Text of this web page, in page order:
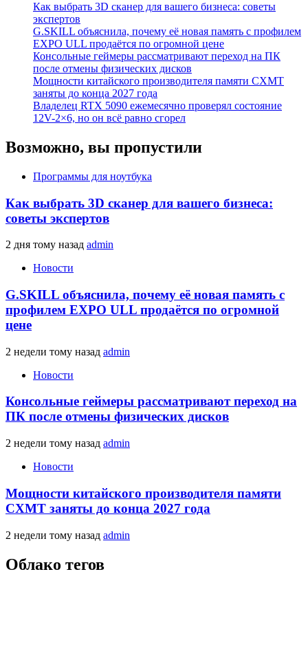
Как выбрать 3D сканер для вашего бизнеса: советы
экспертов
G.SKILL объяснила, почему её новая память с профилем
EXPO ULL продаётся по огромной цене
Консольные геймеры рассматривают переход на ПК
после отмены физических дисков
Мощности китайского производителя памяти CXMT
заняты до конца 2027 года
Владелец RTX 5090 ежемесячно проверял состояние
12V-2×6, но он всё равно сгорел
Возможно, вы пропустили
Программы для ноутбука
Как выбрать 3D сканер для вашего бизнеса:
советы экспертов
2 дня тому назад admin
Новости
G.SKILL объяснила, почему её новая память с
профилем EXPO ULL продаётся по огромной
цене
2 недели тому назад admin
Новости
Консольные геймеры рассматривают переход на
ПК после отмены физических дисков
2 недели тому назад admin
Новости
Мощности китайского производителя памяти
CXMT заняты до конца 2027 года
2 недели тому назад admin
Облако тегов